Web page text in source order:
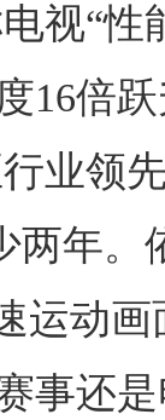
视“性
16倍
业领
两年。
运动
事还